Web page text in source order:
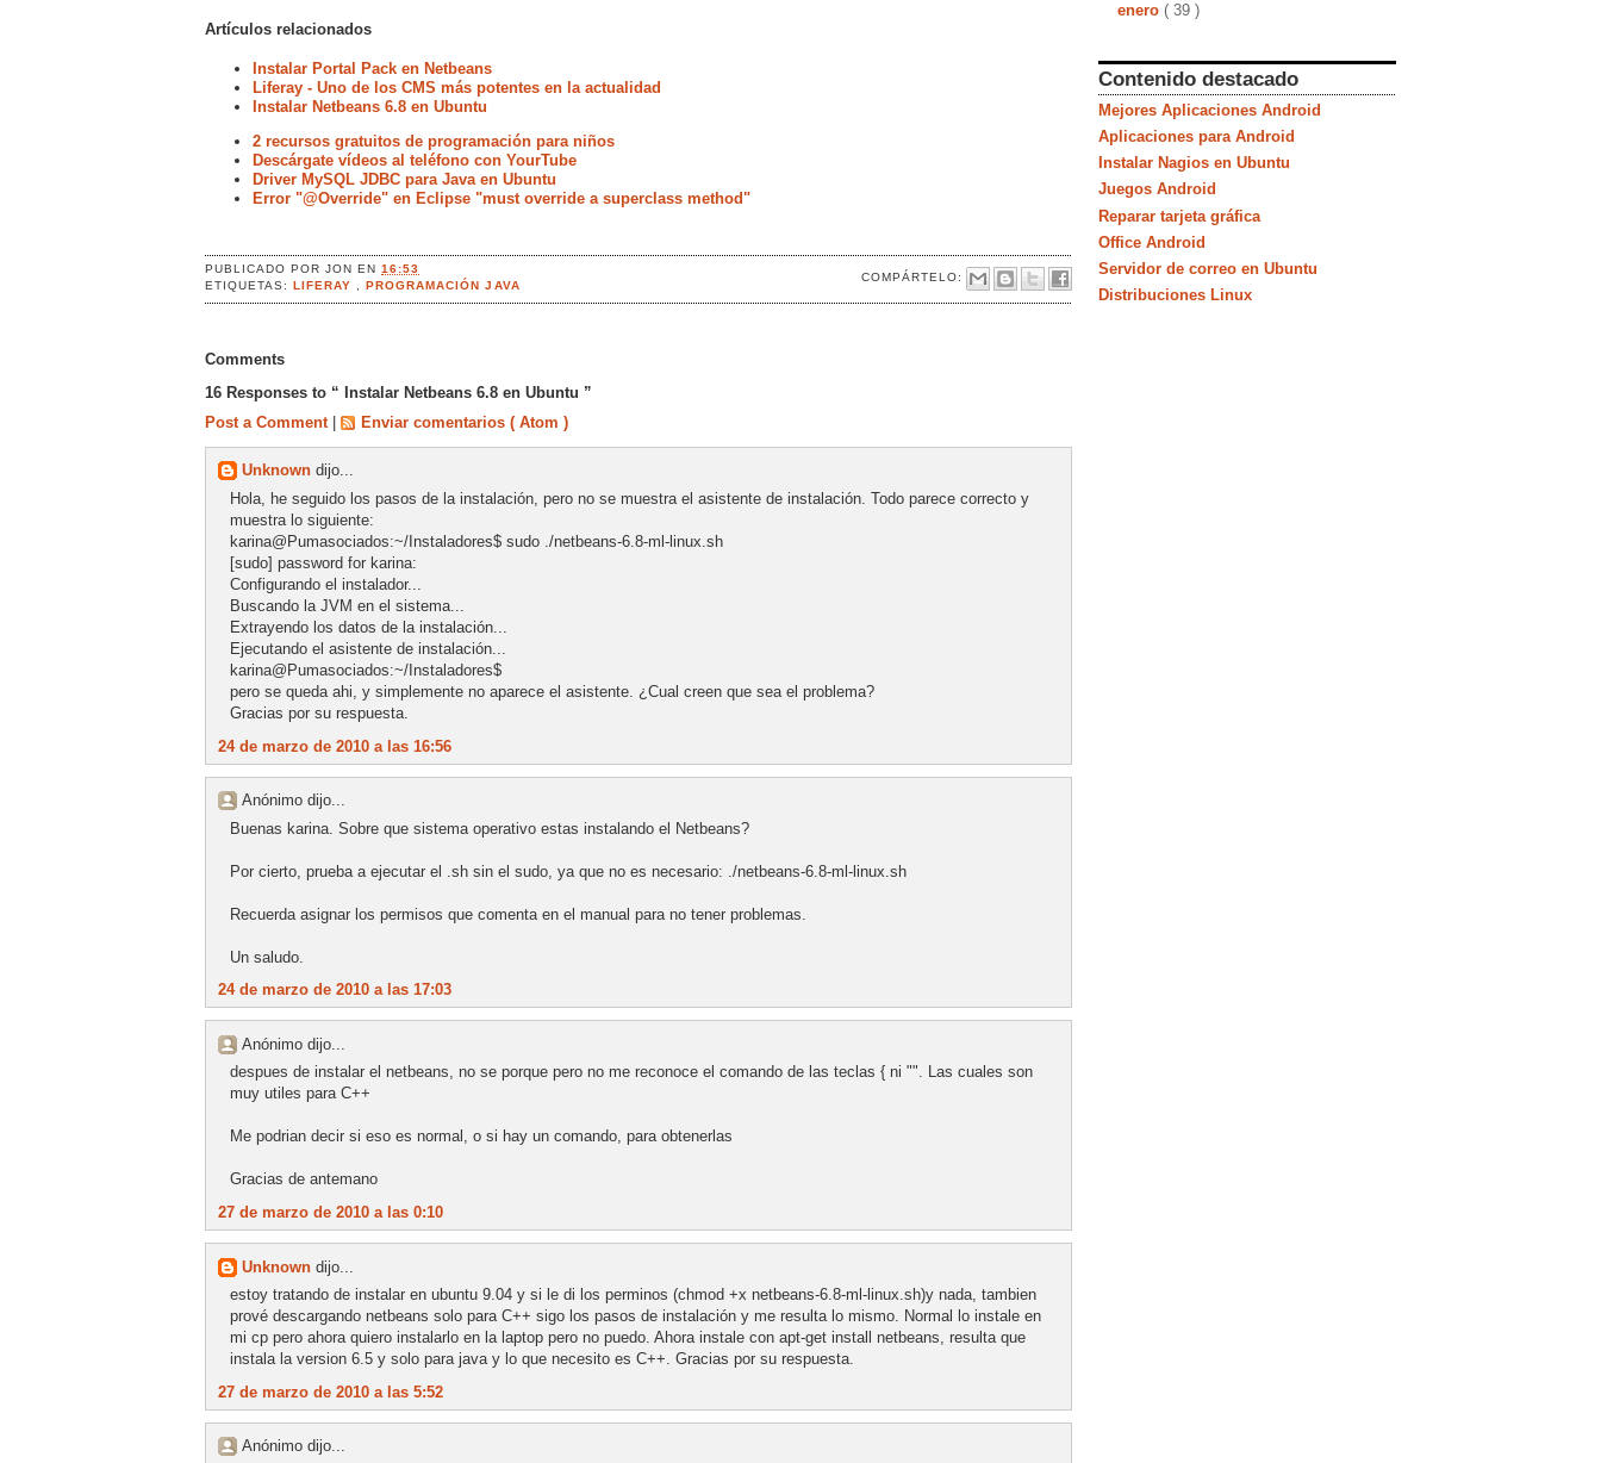
Artículos relacionados
Instalar Portal Pack en Netbeans
Liferay - Uno de los CMS más potentes en la actualidad
Instalar Netbeans 6.8 en Ubuntu
2 recursos gratuitos de programación para niños
Descárgate vídeos al teléfono con YourTube
Driver MySQL JDBC para Java en Ubuntu
Error "@Override" en Eclipse "must override a superclass method"
PUBLICADO PORJONEN16:53
COMPÁRTELO:
ETIQUETAS:LIFERAY ,PROGRAMACIÓN JAVA
Comments
16 Responses to “ Instalar Netbeans 6.8 en Ubuntu ”
Post a Comment
Enviar comentarios ( Atom )
Unknown dijo...
Hola, he seguido los pasos de la instalación, pero no se muestra el asistente de instalación. Todo parece correcto y
muestra lo siguiente:
karina@Pumasociados:~/Instaladores$ sudo ./netbeans-6.8-ml-linux.sh
[sudo] password for karina:
Configurando el instalador...
Buscando la JVM en el sistema...
Extrayendo los datos de la instalación...
Ejecutando el asistente de instalación...
karina@Pumasociados:~/Instaladores$
pero se queda ahi, y simplemente no aparece el asistente. ¿Cual creen que sea el problema?
Gracias por su respuesta.
24 de marzo de 2010 a las 16:56
Anónimo dijo...
Buenas karina. Sobre que sistema operativo estas instalando el Netbeans?
Por cierto, prueba a ejecutar el .sh sin el sudo, ya que no es necesario: ./netbeans-6.8-ml-linux.sh
Recuerda asignar los permisos que comenta en el manual para no tener problemas.
Un saludo.
24 de marzo de 2010 a las 17:03
Anónimo dijo...
despues de instalar el netbeans, no se porque pero no me reconoce el comando de las teclas { ni "". Las cuales son
muy utiles para C++
Me podrian decir si eso es normal, o si hay un comando, para obtenerlas
Gracias de antemano
27 de marzo de 2010 a las 0:10
Unknown dijo...
estoy tratando de instalar en ubuntu 9.04 y si le di los perminos (chmod +x netbeans-6.8-ml-linux.sh)y nada, tambien
prové descargando netbeans solo para C++ sigo los pasos de instalación y me resulta lo mismo. Normal lo instale en
mi cp pero ahora quiero instalarlo en la laptop pero no puedo. Ahora instale con apt-get install netbeans, resulta que
instala la version 6.5 y solo para java y lo que necesito es C++. Gracias por su respuesta.
27 de marzo de 2010 a las 5:52
Anónimo dijo...
enero ( 39 )
Contenido destacado
Mejores Aplicaciones Android
Aplicaciones para Android
Instalar Nagios en Ubuntu
Juegos Android
Reparar tarjeta gráfica
Office Android
Servidor de correo en Ubuntu
Distribuciones Linux